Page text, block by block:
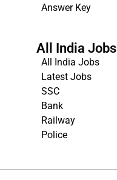
Answer Key
All India Jobs
All India Jobs
Latest Jobs
SSC
Bank
Railway
Police